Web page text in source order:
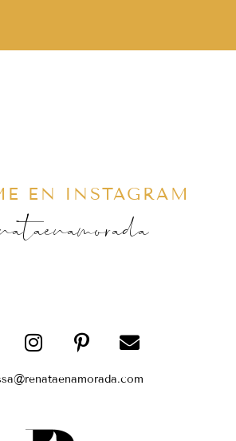
EN INSTAGRAM